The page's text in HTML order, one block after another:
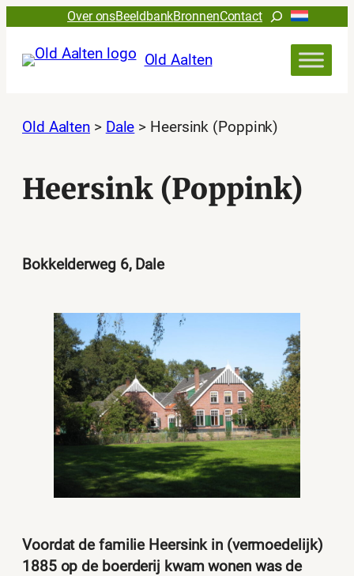
Over onsBeeldbankBronnenContactZoeken
Old Aalten
Old Aalten > Dale > Heersink (Poppink)
Heersink (Poppink)
Bokkelderweg 6, Dale
Voordat de familie Heersink in (vermoedelijk)
1885 op de boerderij kwam wonen was de